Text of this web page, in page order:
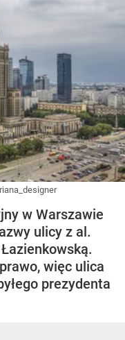
w Warszawie
ulicy z al.
więc ulica
prezydenta